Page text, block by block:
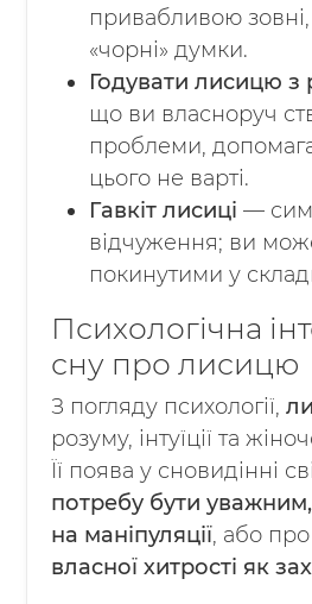
привабливою
«чорні» думки.
Годувати лисицю з
що ви власноруч
проблеми,
цього не варті.
Гавкіт лисиці —
відчуження; ви
покинутими у
Психологічна
сну про лисицю
З погляду психології,
розуму, інтуїції та
Її поява у сновидінні
потребу бути
на маніпуляції, або про
власної хитрості як